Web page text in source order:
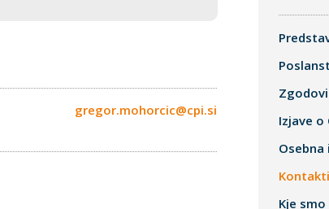
gregor.mohorcic@cpi.si
Izjave o
Osebna
Kje smo